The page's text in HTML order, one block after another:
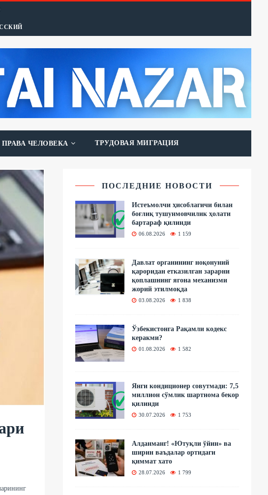
ПРАВА ЧЕЛОВЕКА ТРУДОВАЯ МИГРАЦИЯ
ПОСЛЕДНИЕ НОВОСТИ
Истеъмолчи ҳисоблагичи билан
боғлиқ тушунмовчилик ҳолати
бартараф қилинди
06.08.2026 1 159
Давлат органининг ноқонуний
қароридан етказилган зарарни
қоплашнинг ягона механизми
жорий этилмоқда
03.08.2026 1 838
Ўзбекистонга Рақамли кодекс
керакми?
01.08.2026 1 582
Янги кондиционер совутмади: 7,5
миллион сўмлик шартнома бекор
қилинди
30.07.2026 1 753
Алданманг! «Ютуқли ўйин» ва
ширин ваъдалар ортидаги
қиммат хато
28.07.2026 1 799